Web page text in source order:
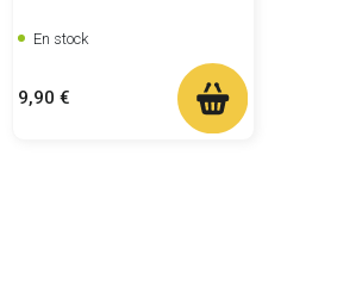
En stock
Prix
9,90 €